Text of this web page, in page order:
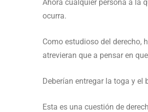
Ahora cualquier persona a la
ocurra.
Como estudioso del derecho,
atrevieran que a pensar en
Deberían entregar la toga y el
Esta es una cuestión de